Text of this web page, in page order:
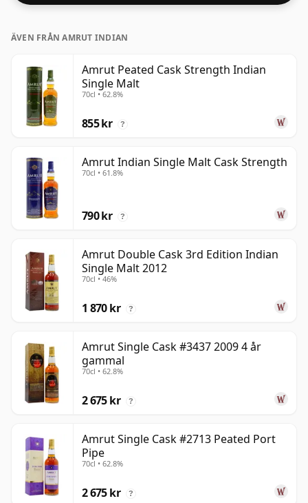
ÄVEN FRÅN AMRUT INDIAN
Amrut Peated Cask Strength Indian
Single Malt
70cl • 62.8%
855 kr ?
Amrut Indian Single Malt Cask Strength
70cl • 61.8%
790 kr ?
Amrut Double Cask 3rd Edition Indian
Single Malt 2012
70cl • 46%
1 870 kr ?
Amrut Single Cask #3437 2009 4 år
gammal
70cl • 62.8%
2 675 kr ?
Amrut Single Cask #2713 Peated Port
Pipe
70cl • 62.8%
2 675 kr ?